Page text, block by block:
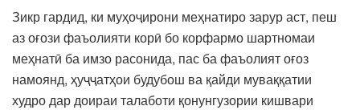
Зикр гардид, ки муҳоҷирони меҳнатиро зарур аст, пеш
аз оғози фаъолияти корӣ бо корфармо шартномаи
меҳнатӣ ба имзо расонида, пас ба фаъолият оғоз
намоянд, ҳуҷҷатҳои будубош ва қайди муваққатии
худро дар доираи талаботи қонунгузории кишвари